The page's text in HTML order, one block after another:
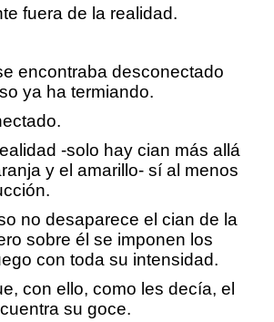
fuera de la realidad.
encontraba desconectado
ya ha termiando.
-solo hay cian más allá
y el amarillo- sí al menos
no desaparece el cian de la
sobre él se imponen los
con toda su intensidad.
con ello, como les decía, el
su goce.